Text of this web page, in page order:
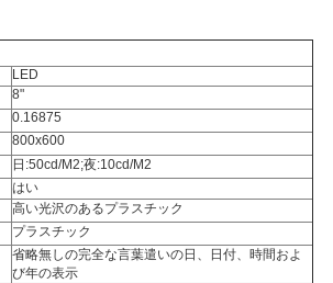
LED
8"
0.16875
800x600
日:50cd/M2;夜:10cd/M2
はい
高い光沢のあるプラスチック
プラスチック
省略無しの完全な言葉遣いの日、日付、時間およ
び年の表示